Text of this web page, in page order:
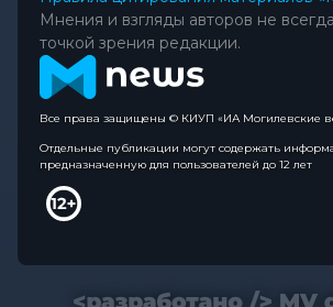
Мнения и взгляды авторов не
точкой зрения редакции.
Все права защищены © КИУП «ИА Могилевские
Отдельные публикации могут содержать
предназначенную для пользователей до 12 лет